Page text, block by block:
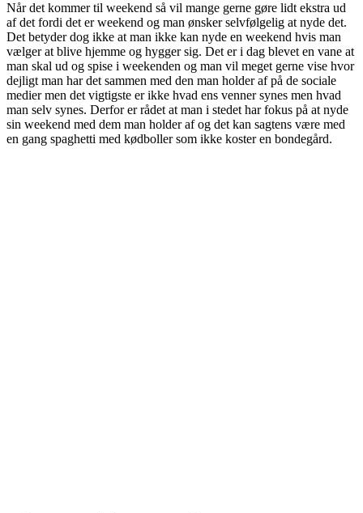
Når det kommer til weekend så vil mange gerne gøre lidt ekstra ud
af det fordi det er weekend og man ønsker selvfølgelig at nyde det.
Det betyder dog ikke at man ikke kan nyde en weekend hvis man
vælger at blive hjemme og hygger sig. Det er i dag blevet en vane at
man skal ud og spise i weekenden og man vil meget gerne vise hvor
dejligt man har det sammen med den man holder af på de sociale
medier men det vigtigste er ikke hvad ens venner synes men hvad
man selv synes. Derfor er rådet at man i stedet har fokus på at nyde
sin weekend med dem man holder af og det kan sagtens være med
en gang spaghetti med kødboller som ikke koster en bondegård.